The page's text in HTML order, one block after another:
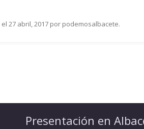
el 27 abril, 2017 por podemosalbacete.
Presentación en